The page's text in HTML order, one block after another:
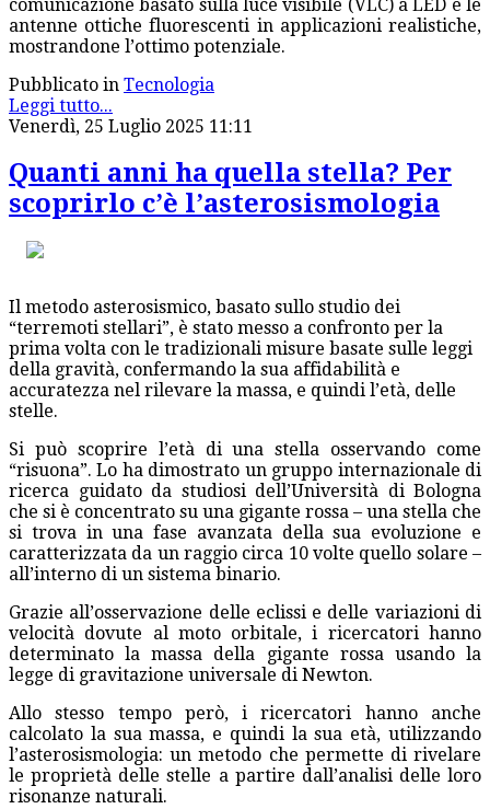
comunicazione basato sulla luce visibile (VLC) a LED e le
antenne ottiche fluorescenti in applicazioni realistiche,
mostrandone l’ottimo potenziale.
Pubblicato in Tecnologia
Leggi tutto...
Venerdì, 25 Luglio 2025 11:11
Quanti anni ha quella stella? Per
scoprirlo c’è l’asterosismologia
Il metodo asterosismico, basato sullo studio dei
“terremoti stellari”, è stato messo a confronto per la
prima volta con le tradizionali misure basate sulle leggi
della gravità, confermando la sua affidabilità e
accuratezza nel rilevare la massa, e quindi l’età, delle
stelle.
Si può scoprire l’età di una stella osservando come
“risuona”. Lo ha dimostrato un gruppo internazionale di
ricerca guidato da studiosi dell’Università di Bologna
che si è concentrato su una gigante rossa – una stella che
si trova in una fase avanzata della sua evoluzione e
caratterizzata da un raggio circa 10 volte quello solare –
all’interno di un sistema binario.
Grazie all’osservazione delle eclissi e delle variazioni di
velocità dovute al moto orbitale, i ricercatori hanno
determinato la massa della gigante rossa usando la
legge di gravitazione universale di Newton.
Allo stesso tempo però, i ricercatori hanno anche
calcolato la sua massa, e quindi la sua età, utilizzando
l’asterosismologia: un metodo che permette di rivelare
le proprietà delle stelle a partire dall’analisi delle loro
risonanze naturali.